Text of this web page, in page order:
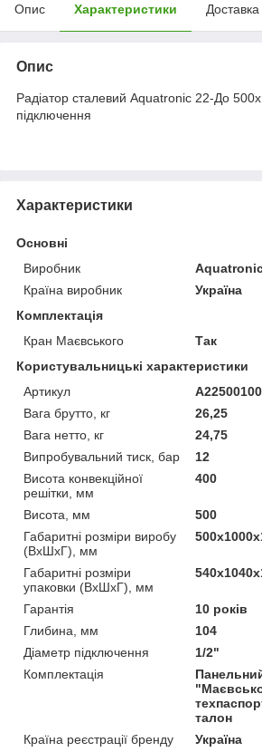
Опис Характеристики Доставка
Опис
Радіатор сталевий Aquatronic 22-До
підключення
Характеристики
Основні
Виробник
Країна виробник
Україна
Комплектація
Кран Маєвського
Так
Користувальницькі характеристики
Артикул
Вага брутто, кг
26,25
Вага нетто, кг
24,75
Випробувальний тиск, бар
12
Висота конвекційної
решітки, мм
400
Висота, мм
500
Габаритні розміри виробу
(ВхШхГ), мм
Габаритні розміри
упаковки (ВхШхГ), мм
Гарантія
10 років
Глибина, мм
104
Діаметр підключення
1/2"
Комплектація
талон
Країна реєстрації бренду
Україна